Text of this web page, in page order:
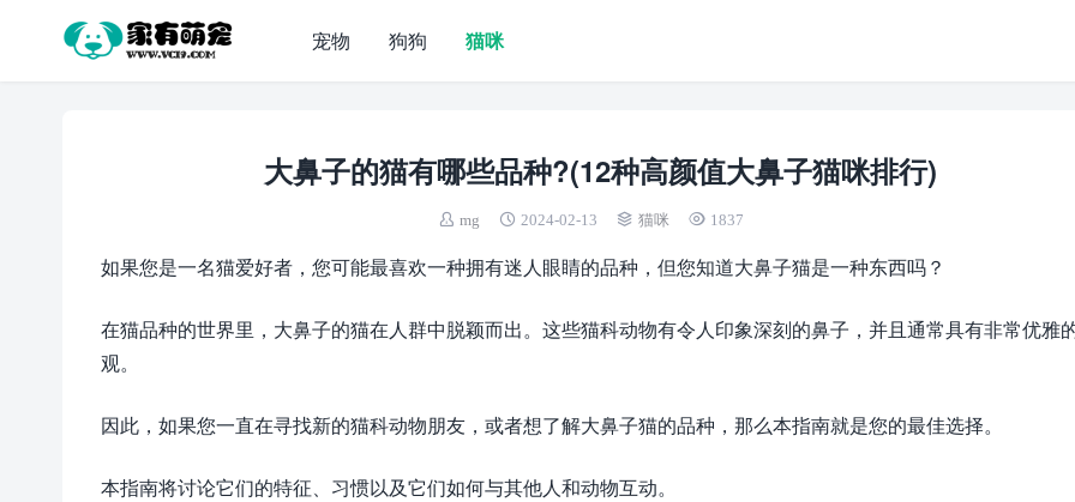
宠物 狗狗 猫咪
大鼻子的猫有哪些品种?(12种高颜值大鼻子猫咪排行)
mg 2024-02-13 猫咪 1837
如果您是一名猫爱好者，您可能最喜欢一种拥有迷人眼睛的品种，但您知道大鼻子猫是一种东西吗？
在猫品种的世界里，大鼻子的猫在人群中脱颖而出。这些猫科动物有令人印象深刻的鼻子，并且通常具有非常优雅
观。
因此，如果您一直在寻找新的猫科动物朋友，或者想了解大鼻子猫的品种，那么本指南就是您的最佳选择。
本指南将讨论它们的特征、习惯以及它们如何与其他人和动物互动。